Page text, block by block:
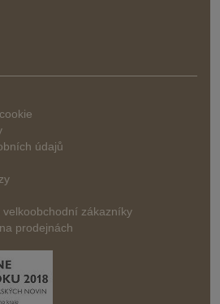
údajů
zákazníky
prodejnách